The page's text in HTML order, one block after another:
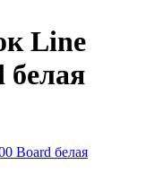
Line
белая